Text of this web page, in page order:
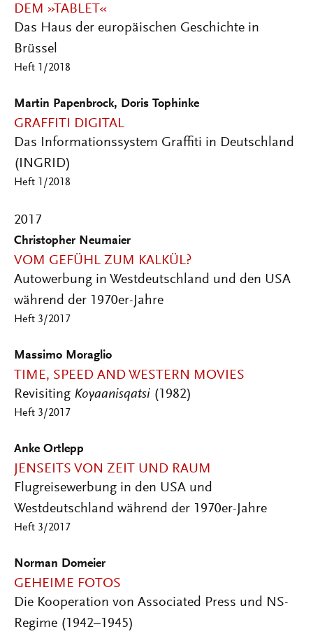
DEM »TABLET«
Das Haus der europäischen Geschichte in
Brüssel
Heft 1/2018
Martin Papenbrock, Doris Tophinke
GRAFFITI DIGITAL
Das Informationssystem Graffiti in Deutschland
(INGRID)
Heft 1/2018
2017
Christopher Neumaier
VOM GEFÜHL ZUM KALKÜL?
Autowerbung in Westdeutschland und den USA
während der 1970er-Jahre
Heft 3/2017
Massimo Moraglio
TIME, SPEED AND WESTERN MOVIES
Revisiting Koyaanisqatsi (1982)
Heft 3/2017
Anke Ortlepp
JENSEITS VON ZEIT UND RAUM
Flugreisewerbung in den USA und
Westdeutschland während der 1970er-Jahre
Heft 3/2017
Norman Domeier
GEHEIME FOTOS
Die Kooperation von Associated Press und NS-
Regime (1942–1945)